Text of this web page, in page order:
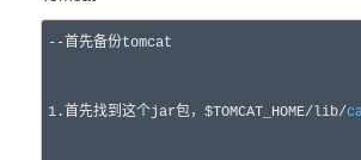
--首先备份tomcat
1 .首先找到这个jar包，$TOMCAT_HOME/lib/